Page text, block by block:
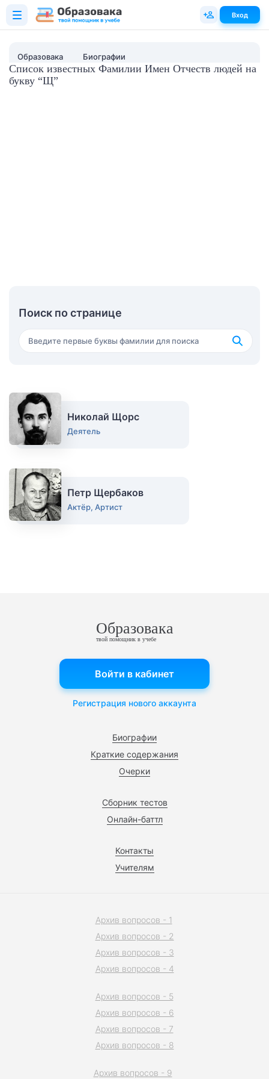
Образовака Биографии
Список известных Фамилии Имен Отчеств людей на
букву “Щ”
Поиск по странице
Николай Щорс
Деятель
Петр Щербаков
Актёр, Артист
Вход
Образовака
твой помощник в учебе
Биографии
Краткие содержания
Очерки
Сборник тестов
Онлайн-баттл
Контакты
Учителям
Войти в кабинет
Регистрация нового аккаунта
Архив вопросов - 1
Архив вопросов - 2
Архив вопросов - 3
Архив вопросов - 4
Архив вопросов - 5
Архив вопросов - 6
Архив вопросов - 7
Архив вопросов - 8
Архив вопросов - 9